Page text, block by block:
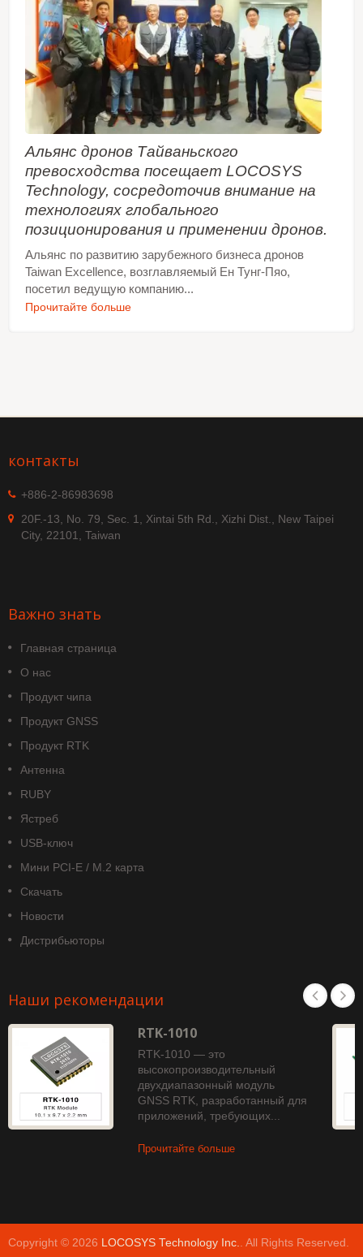
Альянс дронов Тайваньского
превосходства посещает LOCOSYS
Technology, сосредоточив внимание на
технологиях глобального
позиционирования и применении дронов.
Альянс по развитию зарубежного бизнеса дронов
Taiwan Excellence, возглавляемый Ен Тунг-Пяо,
посетил ведущую компанию...
Прочитайте больше
контакты
+886-2-86983698
20F.-13, No. 79, Sec. 1, Xintai 5th Rd., Xizhi Dist., New Taipei
City, 22101, Taiwan
Важно знать
Главная страница
О нас
Продукт чипа
Продукт GNSS
Продукт RTK
Антенна
RUBY
Ястреб
USB-ключ
Мини PCI-E / M.2 карта
Скачать
Новости
Дистрибьюторы
Наши рекомендации
RTK-1010
RTK-1010 — это
высокопроизводительный
двухдиапазонный модуль
GNSS RTK, разработанный для
приложений, требующих...
Прочитайте больше
Copyright © 2026 LOCOSYS Technology Inc.. All Rights Reserved.